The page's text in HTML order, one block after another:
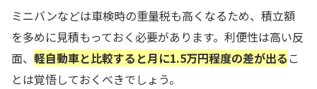
ミニバンなどは車検時の重量税も高くなるため、積立額
を多めに見積もっておく必要があります。利便性は高い反
面、 軽自動車と比較すると月に1.5万円程度の差が出る こ
とは覚悟しておくべきでしょう。